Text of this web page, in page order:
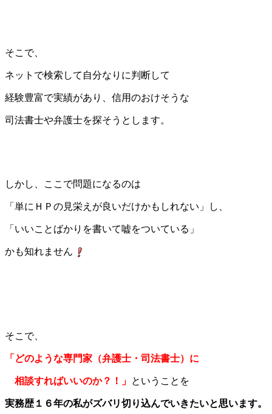
そこで、
ネットで検索して自分なりに判断して
経験豊富で実績があり、信用のおけそうな
司法書士や弁護士を探そうとします。
しかし、ここで問題になるのは
「単にＨＰの見栄えが良いだけかもしれない」し、
「いいことばかりを書いて嘘をついている」
かも知れません
そこで、
「どのような専門家（弁護士・司法書士）に
相談すればいいのか？！」 ということを
実務歴１６年の私がズバリ切り込んでいきたいと思います。